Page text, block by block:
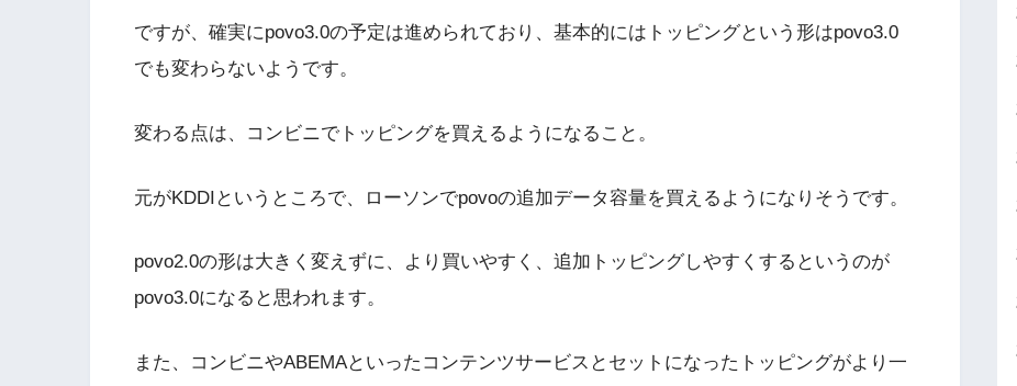
ですが、確実にpovo3.0の予定は進められており、基本的にはトッピングという形はpovo3.0
でも変わらないようです。
変わる点は、コンビニでトッピングを買えるようになること。
元がKDDIというところで、ローソンでpovoの追加データ容量を買えるようになりそうです。
povo2.0の形は大きく変えずに、より買いやすく、追加トッピングしやすくするというのが
povo3.0になると思われます。
また、コンビニやABEMAといったコンテンツサービスとセットになったトッピングがより一